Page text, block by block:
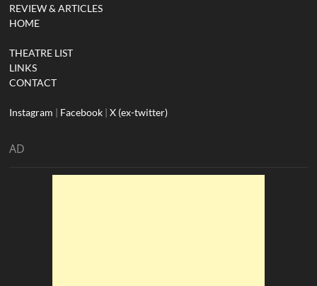
REVIEW & ARTICLES
HOME
THEATRE LIST
LINKS
CONTACT
Instagram | Facebook |X (ex-twitter)
AD